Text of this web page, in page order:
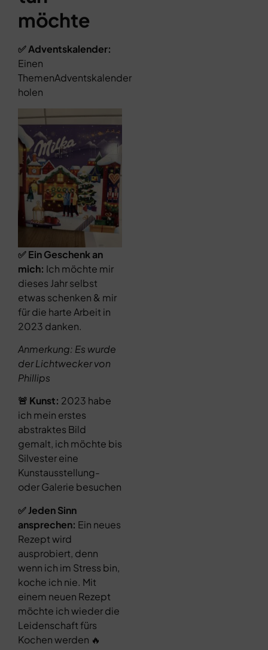
möchte
✅ Adventskalender:
Einen
ThemenAdventskalender
holen
✅ Ein Geschenk an
mich: Ich möchte mir
dieses Jahr selbst
etwas schenken & mir
für die harte Arbeit in
2023 danken.
Anmerkung: Es wurde
der Lichtwecker von
Phillips
🚨 Kunst: 2023 habe
ich mein erstes
abstraktes Bild
gemalt, ich möchte bis
Silvester eine
Kunstausstellung-
oder Galerie besuchen
✅ Jeden Sinn
ansprechen: Ein neues
Rezept wird
ausprobiert, denn
wenn ich im Stress bin,
koche ich nie. Mit
einem neuen Rezept
möchte ich wieder die
Leidenschaft fürs
Kochen werden 🔥